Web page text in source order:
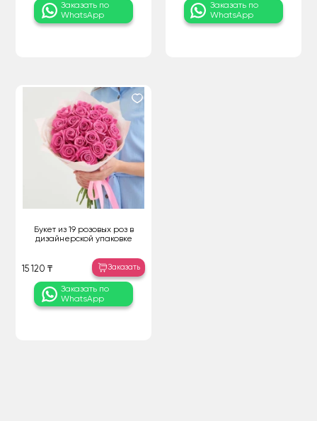
Заказать по
WhatsApp
Заказать по
WhatsApp
Букет из 19 розовых роз в
дизайнерской упаковке
15 120 ₸ Заказать
Заказать по
WhatsApp